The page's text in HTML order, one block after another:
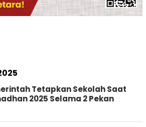
Tetapkan Sekolah Saat
2025 Selama 2 Pekan